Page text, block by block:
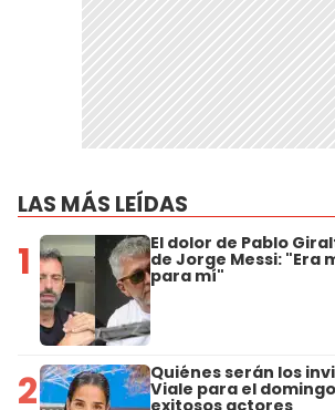
LAS MÁS LEÍDAS
1 El dolor de Pablo
de Jorge Messi: "Era
para mí"
2 Quiénes serán los
Viale para el